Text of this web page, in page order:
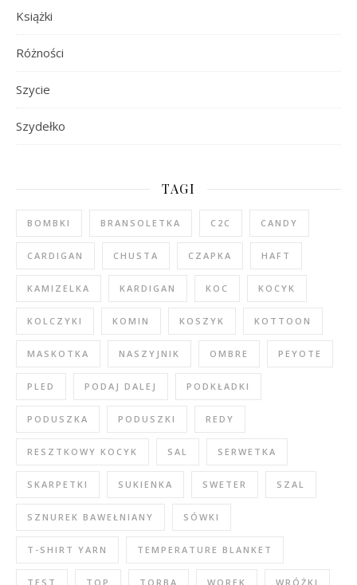
Książki
Różności
Szycie
Szydełko
TAGI
BOMBKI BRANSOLETKA C2C CANDY
CARDIGAN CHUSTA CZAPKA HAFT
KAMIZELKA KARDIGAN KOC KOCYK
KOLCZYKI KOMIN KOSZYK KOTTOON
MASKOTKA NASZYJNIK OMBRE PEYOTE
PLED PODAJ DALEJ PODKŁADKI
PODUSZKA PODUSZKI REDY
RESZTKOWY KOCYK SAL SERWETKA
SKARPETKI SUKIENKA SWETER SZAL
SZNUREK BAWEŁNIANY SÓWKI
T-SHIRT YARN TEMPERATURE BLANKET
TEST TOP TORBA WOREK WRÓŻKI